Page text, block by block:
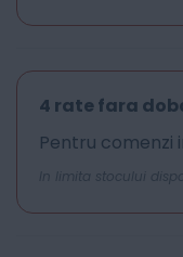
4 rate fara
Pentru comenzi
In limita stocului